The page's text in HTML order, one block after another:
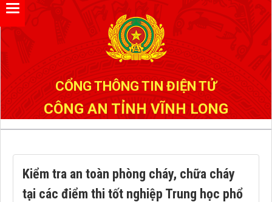
CỔNG THÔNG TIN ĐIỆN TỬ
CÔNG AN TỈNH VĨNH LONG
Kiểm tra an toàn phòng cháy, chữa cháy
tại các điểm thi tốt nghiệp Trung học phổ